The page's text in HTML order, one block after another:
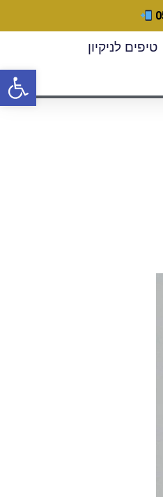
טיפים לניקיון